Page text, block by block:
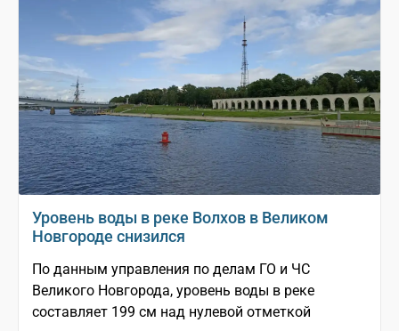
Уровень воды в реке Волхов в Великом
Новгороде снизился
По данным управления по делам ГО и ЧС
Великого Новгорода, уровень воды в реке
составляет 199 см над нулевой отметкой